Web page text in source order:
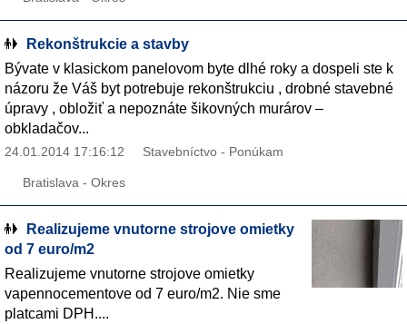
Rekonštrukcie a stavby
Bývate v klasickom panelovom byte dlhé roky a dospeli ste k
názoru že Váš byt potrebuje rekonštrukciu , drobné stavebné
úpravy , obložiť a nepoznáte šikovných murárov –
obkladačov...
24.01.2014 17:16:12 Stavebníctvo - Ponúkam
Bratislava - Okres
Realizujeme vnutorne strojove omietky
od 7 euro/m2
Realizujeme vnutorne strojove omietky
vapennocementove od 7 euro/m2. Nie sme
platcami DPH....